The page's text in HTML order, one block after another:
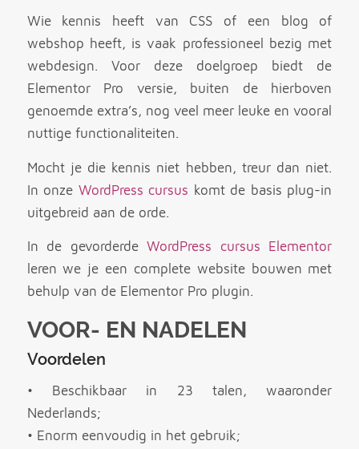
Wie kennis heeft van CSS of een blog of
webshop heeft, is vaak professioneel bezig met
webdesign. Voor deze doelgroep biedt de
Elementor Pro versie, buiten de hierboven
genoemde extra’s, nog veel meer leuke en vooral
nuttige functionaliteiten.
Mocht je die kennis niet hebben, treur dan niet.
In onze WordPress cursus komt de basis plug-in
uitgebreid aan de orde.
In de gevorderdeWordPress cursus Elementor
leren we je een complete website bouwen met
behulp van de Elementor Pro plugin.
VOOR- EN NADELEN
Voordelen
• Beschikbaar in 23 talen, waaronder
Nederlands;
• Enorm eenvoudig in het gebruik;